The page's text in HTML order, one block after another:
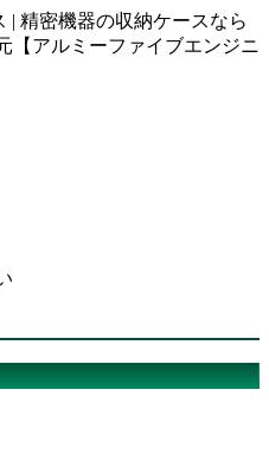
| 精密機器の収納ケースなら
【アルミーファイブエンジニ